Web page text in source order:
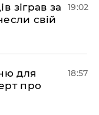
зіграв за
свій
19:02
для
про
18:57